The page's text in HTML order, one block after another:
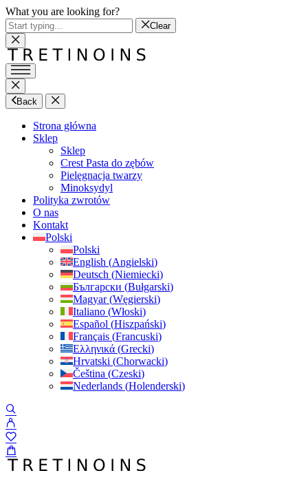
What you are looking for?
Clear
Back
Strona główna
Sklep
Sklep
Crest Pasta do zębów
Pielęgnacja twarzy
Minoksydyl
Polityka zwrotów
O nas
Kontakt
Polski
Polski
English (Angielski)
Deutsch (Niemiecki)
Български (Bułgarski)
Magyar(Węgierski)
Italiano (Włoski)
Español (Hiszpański)
Français (Francuski)
Ελληνικά (Grecki)
Hrvatski (Chorwacki)
Čeština (Czeski)
Nederlands (Holenderski)